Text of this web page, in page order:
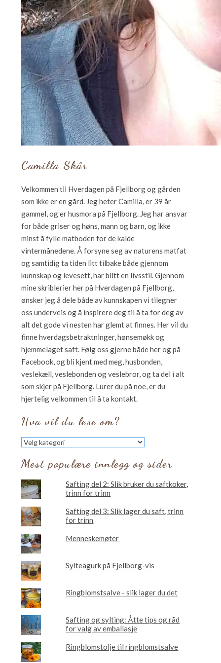
Camilla Skår
Velkommen til Hverdagen på Fjellborg og gården
som ikke er en gård. Jeg heter Camilla, er 39 år
gammel, og er husmora på Fjellborg. Jeg har ansvar
for både griser og høns, mann og barn, og ikke
minst å fylle matboden for de kalde
vintermånedene. Å forsyne seg av naturens matfat
og samtidig ta tiden litt tilbake både gjennom
kunnskap og levesett, har blitt en livsstil. Gjennom
mine skriblerier her på Hverdagen på Fjellborg,
ønsker jeg å dele både av kunnskapen vi tilegner
oss underveis og å inspirere deg til å ta for deg av
alt det gode vi nesten har glemt at finnes. Her vil du
finne hverdagsbetraktninger, hønsemøkk og
hjemmelaget saft. Følg oss gjerne både her og på
Facebook, og bli kjent med meg, husbonden,
veslekæll, veslebonden og veslebror, og ta del i alt
som skjer på Fjellborg. Lurer du på noe, er du
hjertelig velkommen til å ta kontakt.
Hva vil du lese om?
Hva
vil
du
lese
Mest populære innlegg og sider
Safting del 2: Slik bruker du saftkoker,
trinn for trinn
Safting del 3: Slik lager du saft, trinn
for trinn
Menneskemøter
Sylteagurk på Fjellborg-vis
Ringblomstsalve - slik lager du det
Safting og sylting: Åtte tips og råd
for valg av emballasje
Ringblomstolje til ringblomstsalve